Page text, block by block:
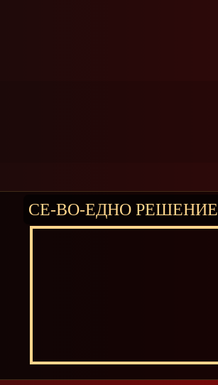
СЕ-ВО-ЕДНО РЕШЕНИЕ